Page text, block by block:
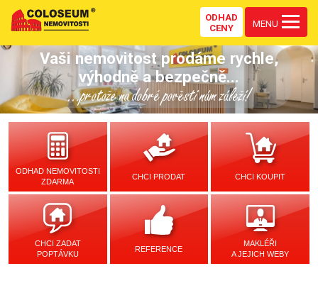
ODHAD
CENY
MENU
Vaši nemovitost prodáme rychle,
výhodně a bezpečně...
...protože na dobré pověsti nám záleží!
ODHAD NEMOVITOSTI
ZDARMA
CHCI PRODAT CHCI KOUPIT
CHCI ZADAT
POPTÁVKU
REFERENCE
MAKLÉŘI
A JEJICH WEBY